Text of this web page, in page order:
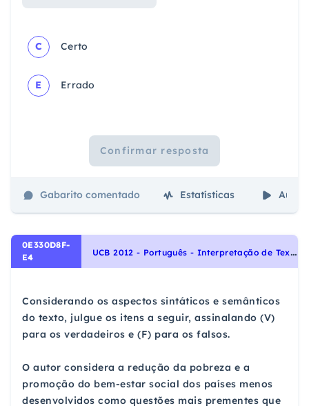
C Certo
E Errado
Confirmar resposta
Gabarito comentado Estatísticas Aulas
0E330D8F-
E4
U
CB 2012 - Português - Interpretação de Textos
Considerando os aspectos sintáticos e semânticos
do texto, julgue os itens a seguir, assinalando (V)
para os verdadeiros e (F) para os falsos.
O autor considera a redução da pobreza e a
promoção do bem-estar social dos países menos
desenvolvidos como questões mais prementes que